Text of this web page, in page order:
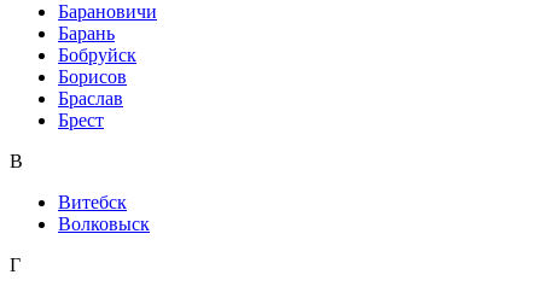
Барановичи
Барань
Бобруйск
Борисов
Браслав
Брест
В
Витебск
Волковыск
Г